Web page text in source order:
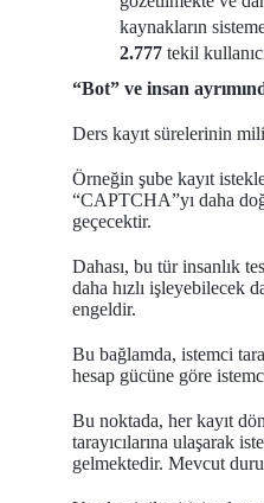
kaynakların
2.777 tekil
“Bot” ve insan
Ders kayıt sürelerinin
Örneğin şube kayıt
“CAPTCHA”yı daha
geçecektir.
Dahası, bu tür insanlık
daha hızlı işleyebilecek
engeldir.
Bu bağlamda, istemci
hesap gücüne göre
Bu noktada, her kayıt
tarayıcılarına ulaşarak
gelmektedir. Mevcut